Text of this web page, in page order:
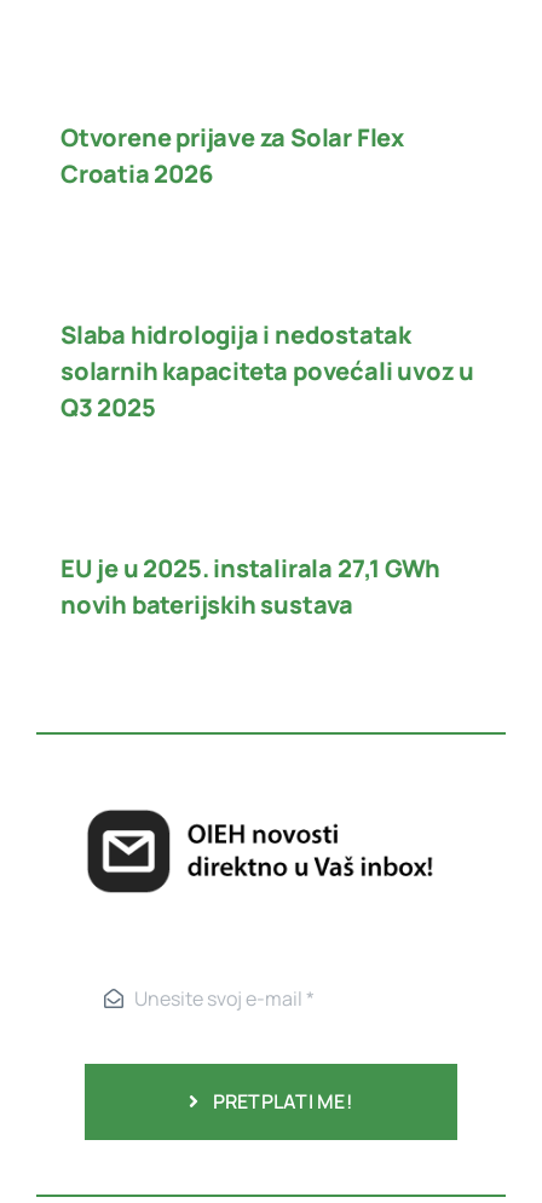
Otvorene prijave za Solar Flex
Croatia 2026
Slaba hidrologija i nedostatak
solarnih kapaciteta povećali uvoz u
Q3 2025
EU je u 2025. instalirala 27,1 GWh
novih baterijskih sustava
PRETPLATI ME!